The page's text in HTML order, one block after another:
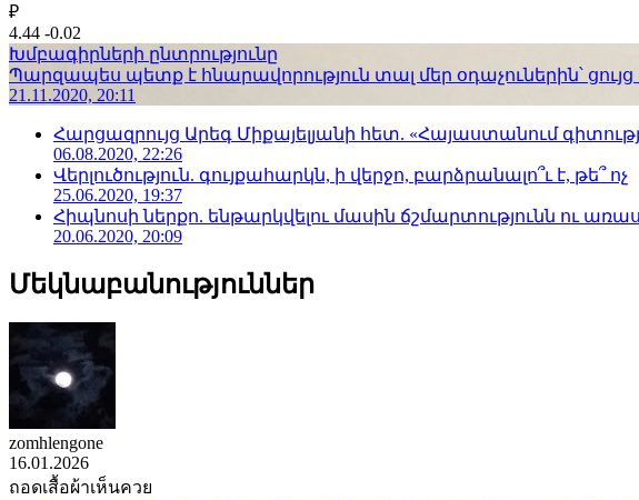
₽
4.44 -0.02
Խմբագիրների ընտրությունը
Պարզապես պետք է հնարավորություն տալ մեր օդաչուներին՝
21.11.2020, 20:11
Հարցազրույց Արեգ Միքայելյանի հետ. «Հայաստանում
06.08.2020, 22:26
Վերլուծություն. գույքահարկն, ի վերջո, բարձրանալո՞ւ է, թե՞ ոչ
25.06.2020, 19:37
Հիպնոսի ներքո. ենթարկվելու մասին ճշմարտությունն ու
20.06.2020, 20:09
Մեկնաբանություններ
zomhlengone
16.01.2026
ถอดเสื้อผ้าเห็นควย